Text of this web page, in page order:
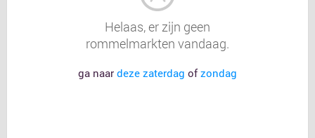
Helaas, er zijn geen
rommelmarkten vandaag.
ga naar deze zaterdag ofzondag